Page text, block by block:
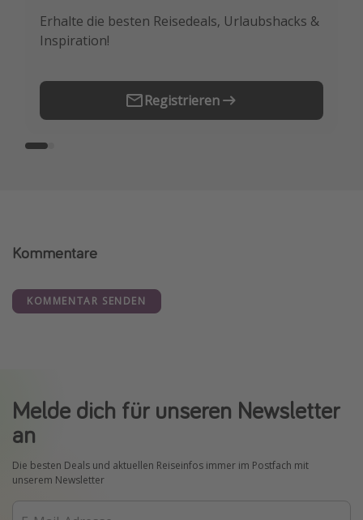
Erhalte die besten Reisedeals, Urlaubshacks &
Inspiration!
Registrieren
Buche die besten Reiseschnäppchen als
Erstes.
Kommentare
KOMMENTAR SENDEN
Melde dich für unseren Newsletter
an
Die besten Deals und aktuellen Reiseinfos immer im Postfach mit
unserem Newsletter